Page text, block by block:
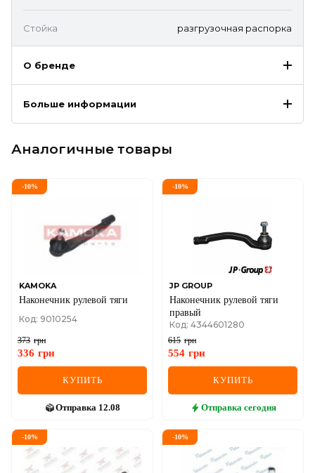
Стойка разгрузочная распорка
О бренде
Больше информации
Аналогичные товары
-10%
KAMOKA
Наконечник рулевой тяги
Код: 9010254
373 грн
336 грн
КУПИТЬ
Отправка 12.08
-10%
JP GROUP
Наконечник рулевой тяги
правый
Код: 4344601280
615 грн
554 грн
КУПИТЬ
Отправка сегодня
-10% -10%